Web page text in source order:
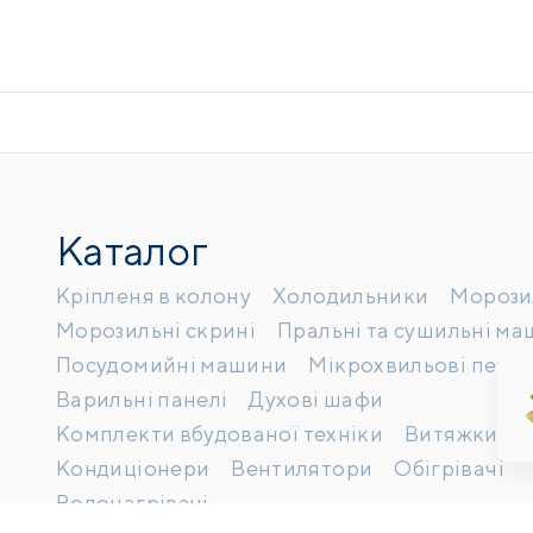
Каталог
Кріпленя в колону Холодильники
Морозильні скрині
Пральні та сушильні
Посудомийні машини
Мікрохвильові печі
Варильні панелі
Духові шафи
Комплекти вбудованої техніки
Витяжки
Кондиціонери
Вентилятори
Обігрівачі
Водонагрівачі